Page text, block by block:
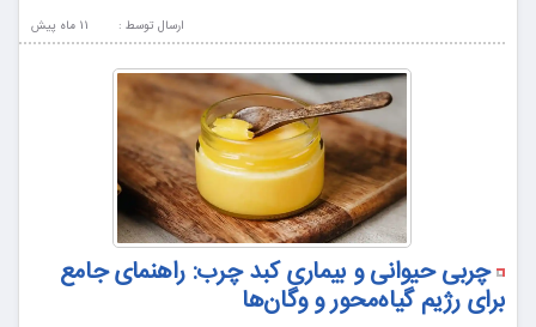
11 ماه پيش ارسال توسط :
چربی حیوانی و بیماری کبد چرب: راهنمای جامع
برای رژیم گیاه‌محور و وگان‌ها